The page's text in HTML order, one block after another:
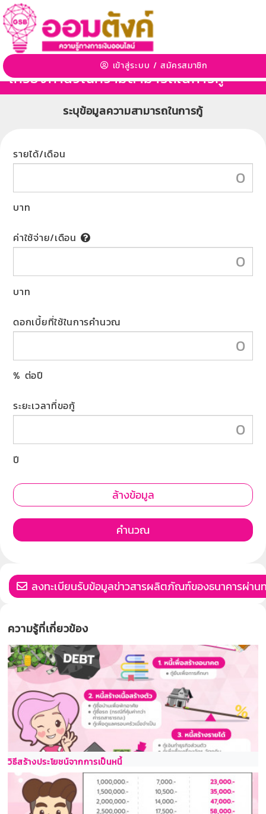
เข้าสู่ระบบ /สมัครสมาชิก
เครื่องคำนวณความสามารถในการกู้
ระบุข้อมูลความสามารถในการกู้
รายได้/เดือน
บาท
ค่าใช้จ่าย/เดือน
บาท
ดอกเบี้ยที่ใช้ในการคำนวณ
% ต่อปี
ระยะเวลาที่ขอกู้
ปี
ล้างข้อมูล
คำนวณ
ลงทะเบียนรับข้อมูลข่าวสารผลิตภัณฑ์ของธนาคารผ่าน
ความรู้ที่เกี่ยวข้อง
วิธีสร้างประโยชน์จากการเป็นหนี้